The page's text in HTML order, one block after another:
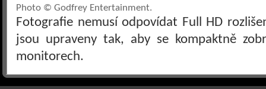
Photo © Godfrey Entertainment.
Fotografie nemusí odpovídat Full HD
jsou upraveny tak, aby se kompaktně
monitorech.